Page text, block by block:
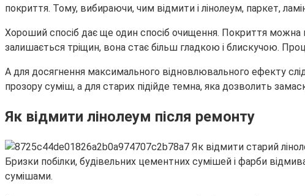
покриття. Тому, вибираючи, чим відмити і лінолеум, паркет,
Хороший спосіб дає ще один спосіб очищення. Покриття можна
залишається тріщин, вона стає більш гладкою і блискучою.
А для досягнення максимального відновлювального ефекту
прозору суміш, а для старих підійде темна, яка дозволить
Як відмити лінолеум після ремонту
Бризки побілки, будівельних цементних сумішей і фарби
сумішами.